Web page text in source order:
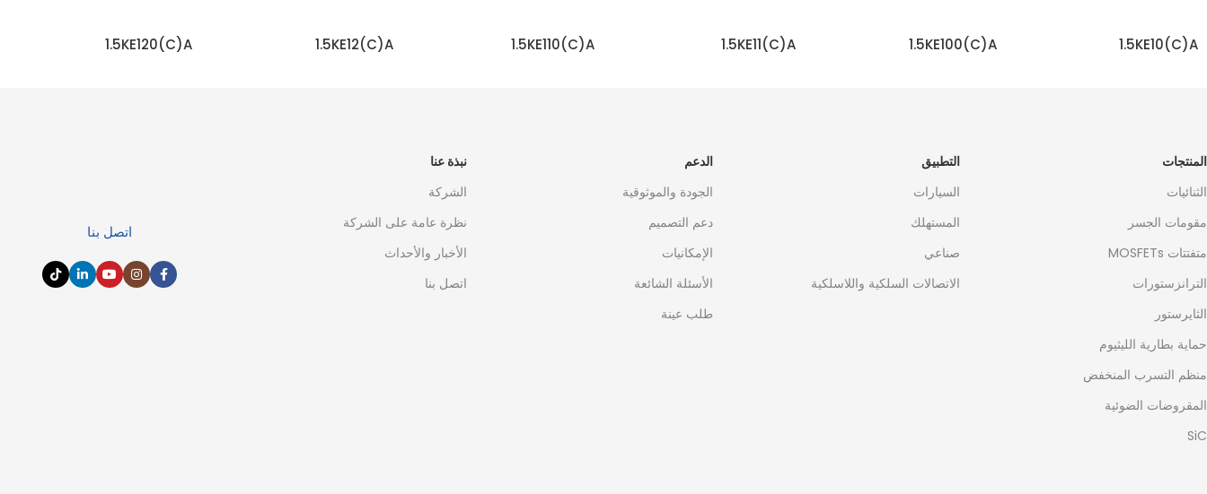
1.5KE10(C)A
1.5KE100(C)A
1.5KE11(C)A
1.5KE110(C)A
1.5KE12(C)A
1.5KE120(C)A
اتصل بنا
نبذة عنا
الشركة
نظرة عامة على الشركة
الأخبار والأحداث
اتصل بنا
الدعم
الجودة والموثوقية
دعم التصميم
الإمكانيات
الأسئلة الشائعة
طلب عينة
التطبيق
السيارات
المستهلك
صناعي
الاتصالات السلكية واللاسلكية
المنتجات
الثنائيات
مقومات الجسر
متفتتات MOSFETs
الترانزستورات
الثايرستور
حماية بطارية الليثيوم
منظم التسرب المنخفض
المقروضات الضوئية
SiC